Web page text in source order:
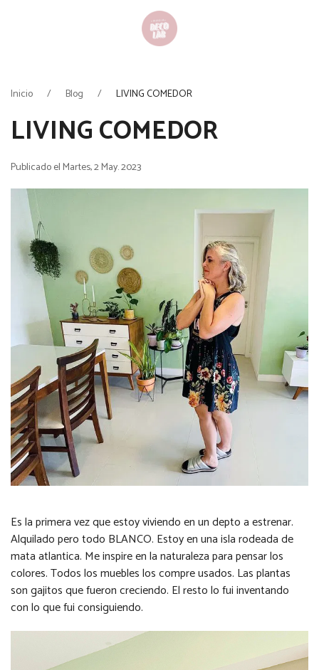
Inicio Blog LIVING COMEDOR
LIVING COMEDOR
Publicado el Martes, 2 May. 2023
Es la primera vez que estoy viviendo en un depto a estrenar.
Alquilado pero todo BLANCO. Estoy en una isla rodeada de
mata atlantica. Me inspire en la naturaleza para pensar los
colores. Todos los muebles los compre usados. Las plantas
son gajitos que fueron creciendo. El resto lo fui inventando
con lo que fui consiguiendo.